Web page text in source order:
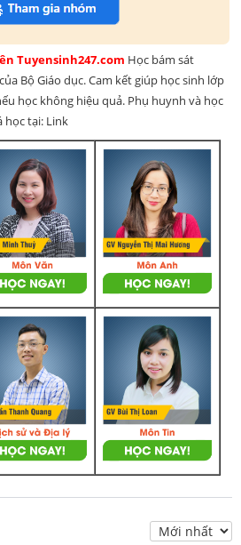
Tuyensinh247.com Học bám sát
Bộ Giáo dục. Cam kết giúp học sinh lớp
học không hiệu quả. Phụ huynh và học
học tại: Link